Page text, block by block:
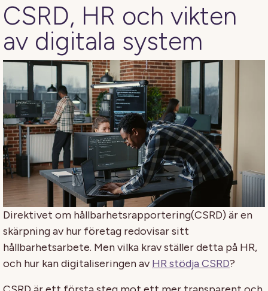
CSRD, HR och vikten
av digitala system
Direktivet om hållbarhetsrapportering(CSRD) är en
skärpning av hur företag redovisar sitt
hållbarhetsarbete. Men vilka krav ställer detta på HR,
och hur kan digitaliseringen av HR stödja CSRD?